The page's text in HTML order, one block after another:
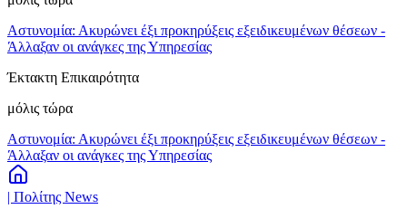
Αστυνομία: Ακυρώνει έξι προκηρύξεις εξειδικευμένων θέσεων -
Άλλαξαν οι ανάγκες της Υπηρεσίας
Έκτακτη Επικαιρότητα
μόλις τώρα
Αστυνομία: Ακυρώνει έξι προκηρύξεις εξειδικευμένων θέσεων -
Άλλαξαν οι ανάγκες της Υπηρεσίας
| Πολίτης News